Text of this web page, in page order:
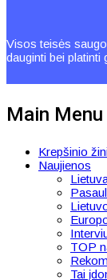
Visos teisės
dauginti bei platinti
Main Menu
Krepšinio
Naujienos
TOP
Tai